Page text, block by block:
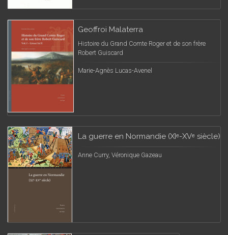
Geoffroi Malaterra
Histoire du Grand Comte Roger et de son frère
Robert Guiscard
Marie-Agnès Lucas-Avenel
La guerre en Normandie (XIᵉ-XVᵉ siècle)
Anne Curry, Véronique Gazeau